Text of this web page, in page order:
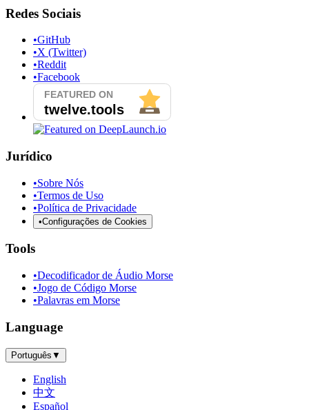
Redes Sociais
•GitHub
•X (Twitter)
•Reddit
•Facebook
Jurídico
•Sobre Nós
•Termos de Uso
•Política de Privacidade
•Configurações de Cookies
Tools
•Decodificador de Áudio Morse
•Jogo de Código Morse
•Palavras em Morse
Language
Português ▼
English
中文
Español